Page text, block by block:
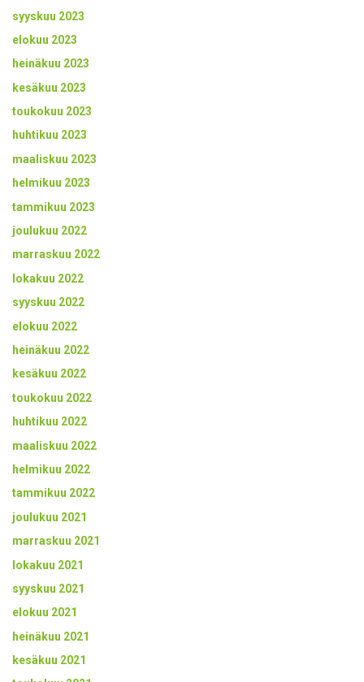
syyskuu 2023
elokuu 2023
heinäkuu 2023
kesäkuu 2023
toukokuu 2023
huhtikuu 2023
maaliskuu 2023
helmikuu 2023
tammikuu 2023
joulukuu 2022
marraskuu 2022
lokakuu 2022
syyskuu 2022
elokuu 2022
heinäkuu 2022
kesäkuu 2022
toukokuu 2022
huhtikuu 2022
maaliskuu 2022
helmikuu 2022
tammikuu 2022
joulukuu 2021
marraskuu 2021
lokakuu 2021
syyskuu 2021
elokuu 2021
heinäkuu 2021
kesäkuu 2021